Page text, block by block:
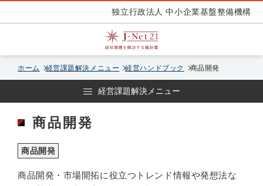
独立行政法人 中小企業基盤整備機構
ホーム 経営課題解決メニュー 経営ハンドブック 商品開発
経営課題解決メニュー
商品開発
商品開発
商品開発・市場開拓に役立つトレンド情報や発想法な